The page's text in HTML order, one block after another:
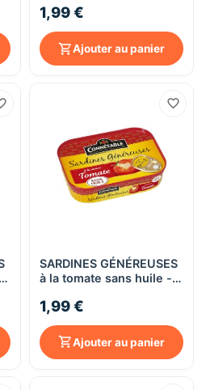
1,99 €
Ajouter au panier
SARDINES GÉNÉREUSES
à la tomate sans huile -
1,99 €
Ajouter au panier